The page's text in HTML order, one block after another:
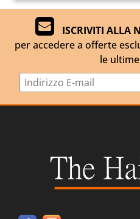
ISCRIVITI ALLA
per accedere a offerte
le